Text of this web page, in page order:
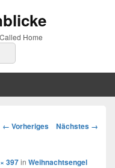
Home
Bilder-
← Vorheriges Nächstes →
397in Weihnachtsengel